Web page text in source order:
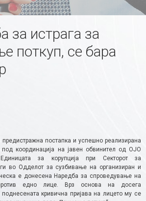
за истрага за
поткуп, се бара
предистражна постапка и успешно реализирана
под координација на јавен обвинител од ОЈО
за корупција при Секторот за
во Одделот за сузбивање на организиран и
е донесена Наредба за спроведување на
едно лице. Врз основа на досега
кривична пријава на лицето му се